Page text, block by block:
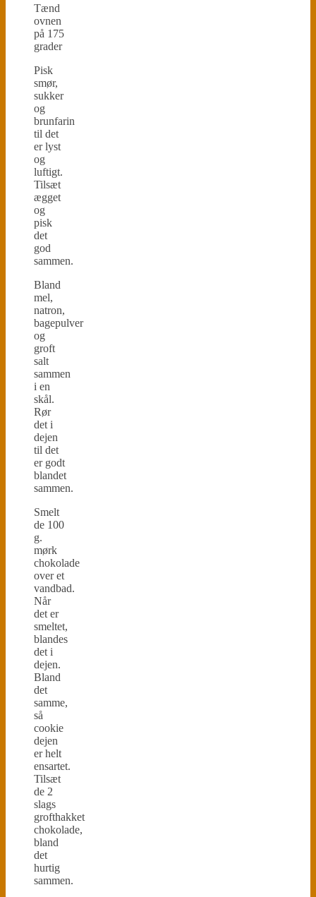
Tænd
ovnen
på 175
grader
Pisk
smør,
sukker
og
brunfarin
til det
er lyst
og
luftigt.
Tilsæt
ægget
og
pisk
det
god
sammen.
Bland
mel,
natron,
bagepulver
og
groft
salt
sammen
i en
skål.
Rør
det i
dejen
til det
er godt
blandet
sammen.
Smelt
de 100
g.
mørk
chokolade
over et
vandbad.
Når
det er
smeltet,
blandes
det i
dejen.
Bland
det
samme,
så
cookie
dejen
er helt
ensartet.
Tilsæt
de 2
slags
grofthakket
chokolade,
bland
det
hurtig
sammen.